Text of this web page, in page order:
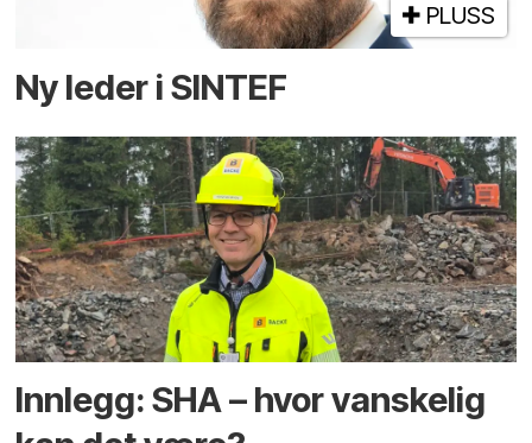
PLUSS
Ny leder i SINTEF
Innlegg: SHA – hvor vanskelig